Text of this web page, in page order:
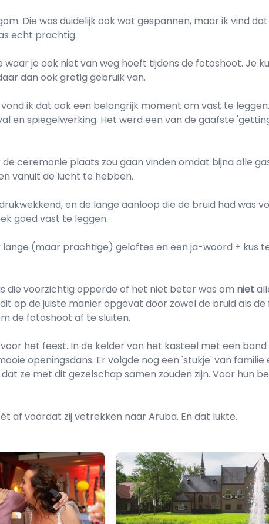
Die was duidelijk ook wat gespannen, maar ik vind
echt prachtig.
je ook niet van weg hoeft tijdens de fotoshoot. Je
dan ook gretig gebruik van.
ik dat ook een belangrijk moment om vast te
en spiegelwerking. Het werd een van de gaafste
ceremonie plaats zou gaan vinden omdat bijna alle
vanuit de lucht te hebben.
en de lange aanloop die de bruid had was
goed vast te leggen.
(maar prachtige) geloftes en een ja-woord + kus
die voorzichtig opperde of het niet beter was om niet
op de juiste manier opgevat door zowel de bruid als
de fotoshoot af te sluiten.
het feest. In de kelder van het kasteel met een
openingsdans. Er volgde nog een 'stukje' van familie
ze met dit gezelschap samen zouden zijn. Voor hun
af voordat zij vetrekken naar Aruba. En dat lukte.